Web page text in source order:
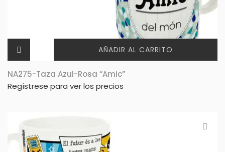
AÑADIR AL CARRITO
NA275-Taza Azul-Rosa “Amic”
Regístrese para ver los precios